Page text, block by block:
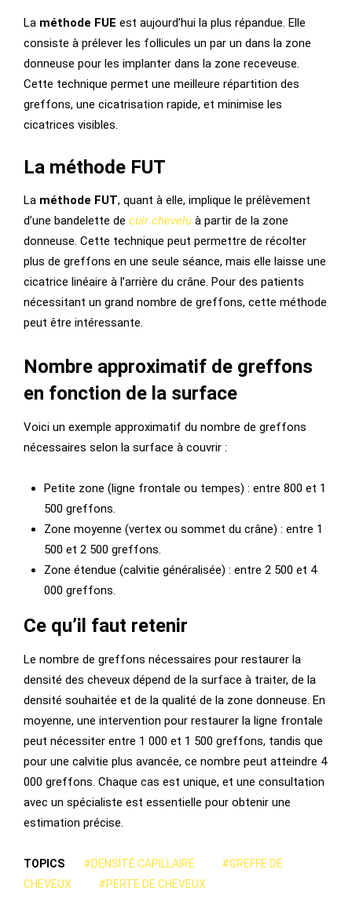
La méthode FUE est aujourd’hui la plus répandue. Elle
consiste à prélever les follicules un par un dans la zone
donneuse pour les implanter dans la zone receveuse.
Cette technique permet une meilleure répartition des
greffons, une cicatrisation rapide, et minimise les
cicatrices visibles.
La méthode FUT
La méthode FUT, quant à elle, implique le prélèvement
d’une bandelette de cuir chevelu à partir de la zone
donneuse. Cette technique peut permettre de récolter
plus de greffons en une seule séance, mais elle laisse une
cicatrice linéaire à l’arrière du crâne. Pour des patients
nécessitant un grand nombre de greffons, cette méthode
peut être intéressante.
Nombre approximatif de greffons
en fonction de la surface
Voici un exemple approximatif du nombre de greffons
nécessaires selon la surface à couvrir :
Petite zone (ligne frontale ou tempes) : entre 800 et 1
500 greffons.
Zone moyenne (vertex ou sommet du crâne) : entre 1
500 et 2 500 greffons.
Zone étendue (calvitie généralisée) : entre 2 500 et 4
000 greffons.
Ce qu’il faut retenir
Le nombre de greffons nécessaires pour restaurer la
densité des cheveux dépend de la surface à traiter, de la
densité souhaitée et de la qualité de la zone donneuse. En
moyenne, une intervention pour restaurer la ligne frontale
peut nécessiter entre 1 000 et 1 500 greffons, tandis que
pour une calvitie plus avancée, ce nombre peut atteindre 4
000 greffons. Chaque cas est unique, et une consultation
avec un spécialiste est essentielle pour obtenir une
estimation précise.
TOPICS #DENSITÉ CAPILLAIRE
#GREFFE DE
CHEVEUX
#PERTE DE CHEVEUX